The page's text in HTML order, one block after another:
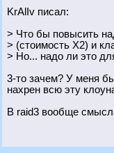
KrAlIv писал:
> Что бы повысить
> (стоимость Х2) и
> Но... надо ли это
3-то зачем? У меня
нахрен всю эту
В raid3 вообще